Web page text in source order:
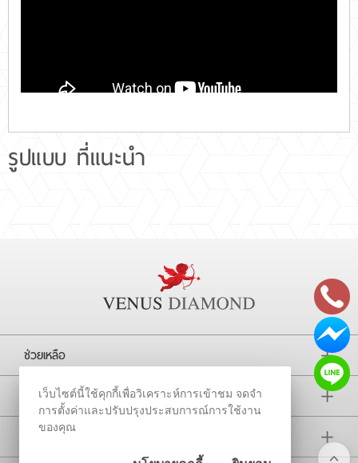
รูปแบบ ที่แนะนำ
ช่วยเหลือ
การติดตาม
บริษัท
เว็บไซต์นี้ใช้คุกกี้เพื่อวิเคราะห์การเข้าชม จดจำ
การตั้งค่าและปรับปรุงประสบการณ์การใช้งาน
ของคุณ